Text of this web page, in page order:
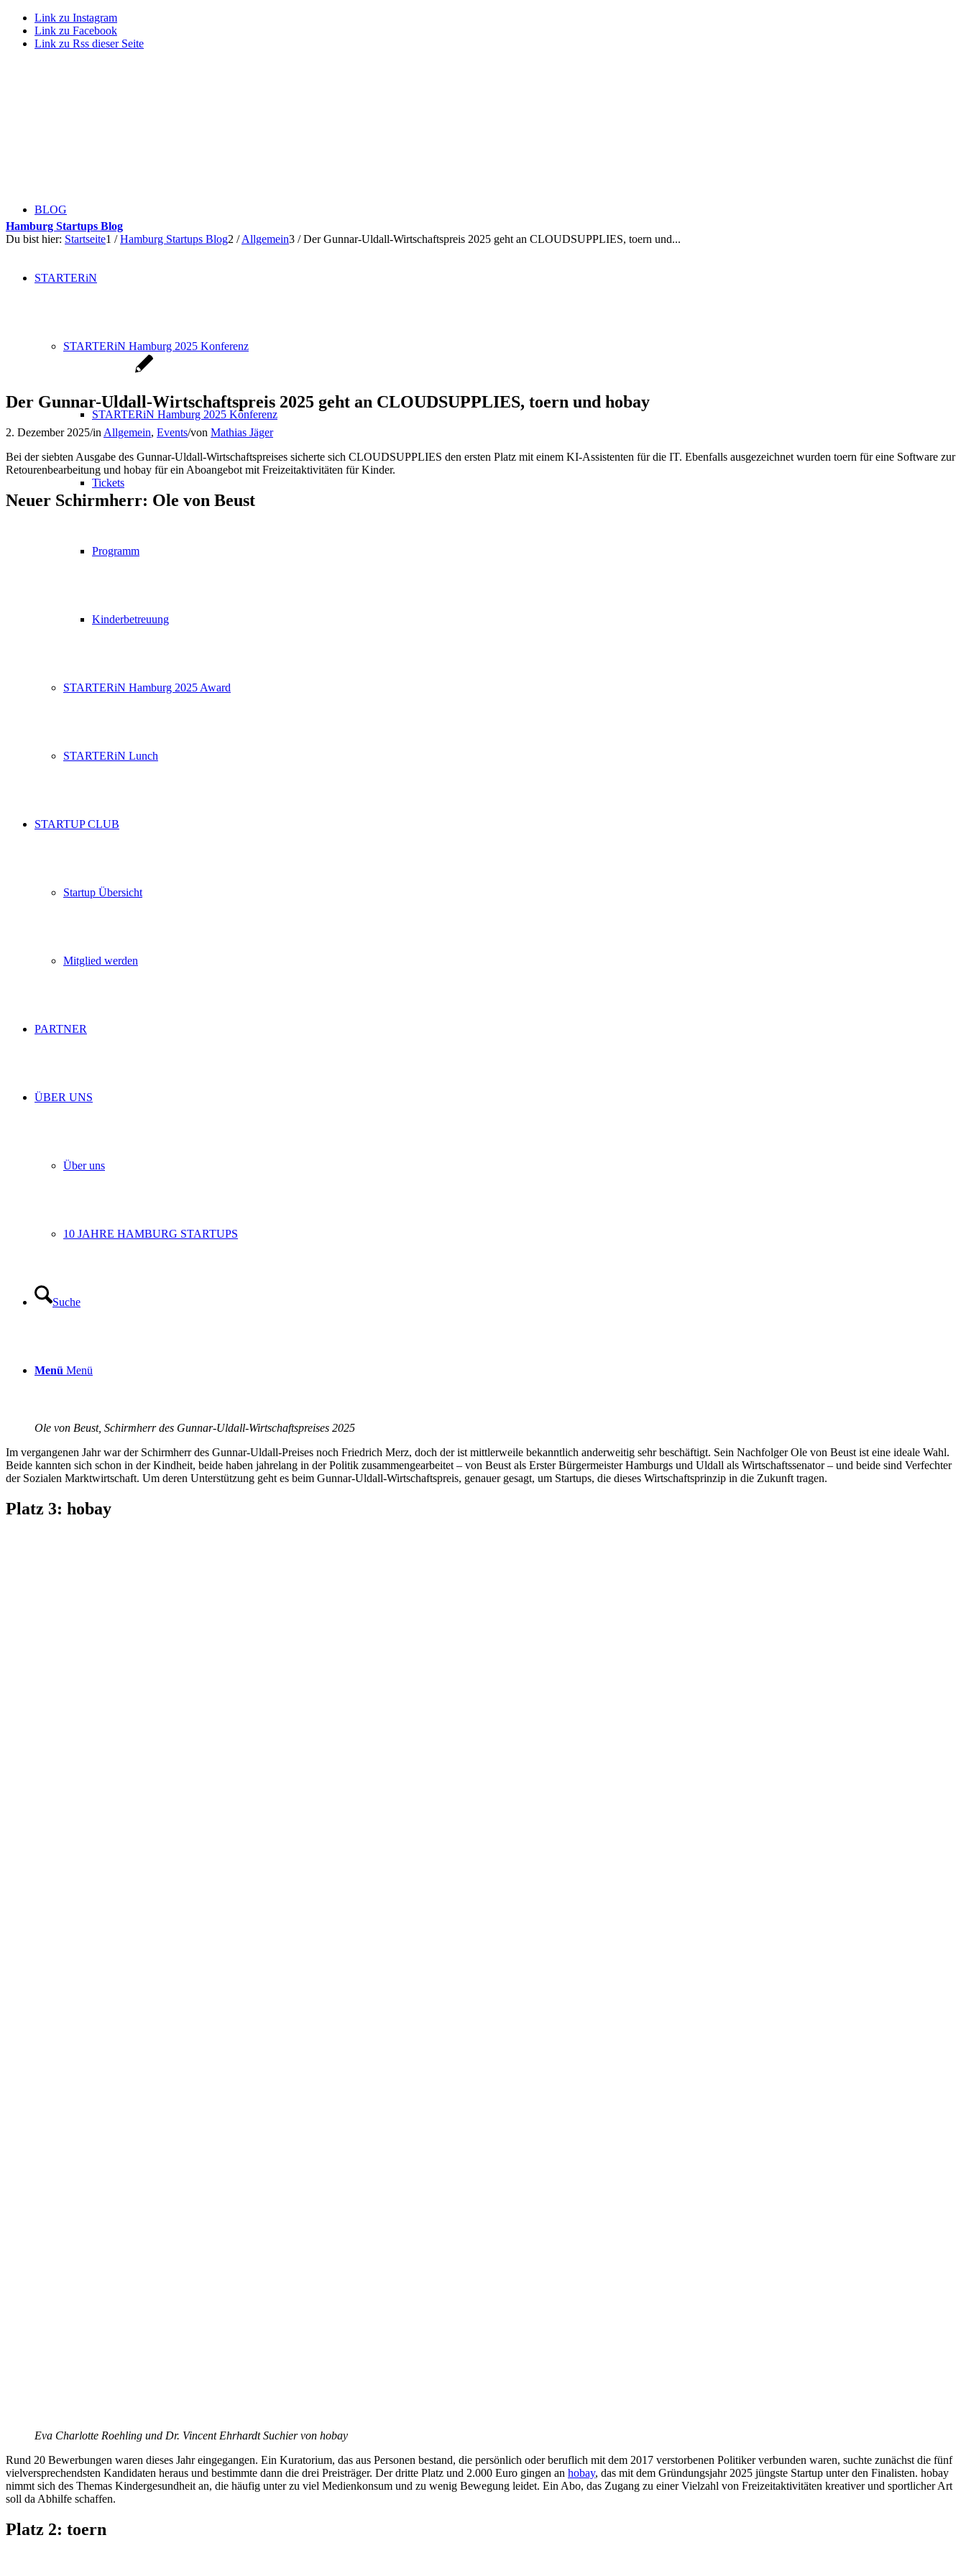
Link zu Instagram
Link zu Facebook
Link zu Rss dieser Seite
BLOG
STARTERiN
STARTERiN Hamburg 2025 Konferenz
STARTERiN Hamburg 2025 Konferenz
Tickets
Programm
Kinderbetreuung
STARTERiN Hamburg 2025 Award
STARTERiN Lunch
STARTUP CLUB
Startup Übersicht
Mitglied werden
PARTNER
ÜBER UNS
Über uns
10 JAHRE HAMBURG STARTUPS
Suche
Menü Menü
Hamburg Startups Blog
Du bist hier: Startseite1 / Hamburg Startups Blog2 / Allgemein3 / Der Gunnar-Uldall-Wirtschaftspreis 2025 geht an CLOUDSUPPLIES, toern und...
Der Gunnar-Uldall-Wirtschaftspreis 2025 geht an CLOUDSUPPLIES, toern und hobay
2. Dezember 2025/in Allgemein, Events/von Mathias Jäger
Bei der siebten Ausgabe des Gunnar-Uldall-Wirtschaftspreises sicherte sich CLOUDSUPPLIES den ersten Platz mit einem KI-Assistenten für die IT. Ebenfalls ausgezeichnet wurden toern für eine Software zur
Retourenbearbeitung und hobay für ein Aboangebot mit Freizeitaktivitäten für Kinder.
Neuer Schirmherr: Ole von Beust
Ole von Beust, Schirmherr des Gunnar-Uldall-Wirtschaftspreises 2025
Im vergangenen Jahr war der Schirmherr des Gunnar-Uldall-Preises noch Friedrich Merz, doch der ist mittlerweile bekanntlich anderweitig sehr beschäftigt. Sein Nachfolger Ole von Beust ist eine ideale Wahl.
Beide kannten sich schon in der Kindheit, beide haben jahrelang in der Politik zusammengearbeitet – von Beust als Erster Bürgermeister Hamburgs und Uldall als Wirtschaftssenator – und beide sind Verfechter
der Sozialen Marktwirtschaft. Um deren Unterstützung geht es beim Gunnar-Uldall-Wirtschaftspreis, genauer gesagt, um Startups, die dieses Wirtschaftsprinzip in die Zukunft tragen.
Platz 3: hobay
Eva Charlotte Roehling und Dr. Vincent Ehrhardt Suchier von hobay
Rund 20 Bewerbungen waren dieses Jahr eingegangen. Ein Kuratorium, das aus Personen bestand, die persönlich oder beruflich mit dem 2017 verstorbenen Politiker verbunden waren, suchte zunächst die fünf
vielversprechendsten Kandidaten heraus und bestimmte dann die drei Preisträger. Der dritte Platz und 2.000 Euro gingen an hobay, das mit dem Gründungsjahr 2025 jüngste Startup unter den Finalisten. hobay
nimmt sich des Themas Kindergesundheit an, die häufig unter zu viel Medienkonsum und zu wenig Bewegung leidet. Ein Abo, das Zugang zu einer Vielzahl von Freizeitaktivitäten kreativer und sportlicher Art
soll da Abhilfe schaffen.
Platz 2: toern